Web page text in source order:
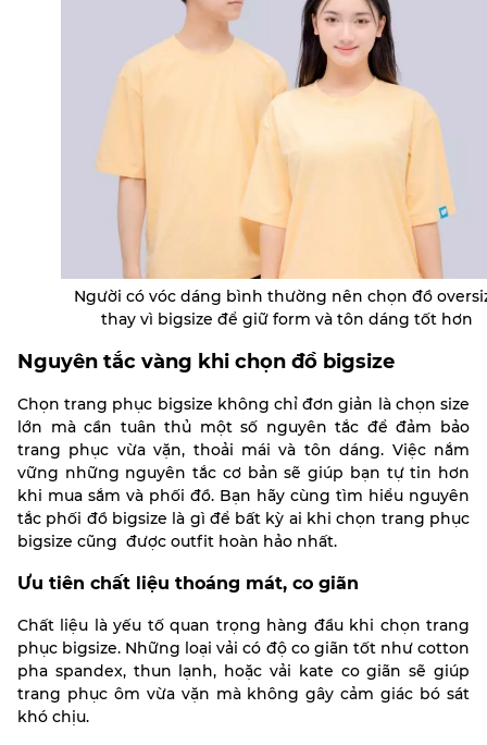
Người có vóc dáng bình thường nên chọn đồ
thay vì bigsize để giữ form và tôn dáng tốt hơn
Nguyên tắc vàng khi chọn đồ bigsize
Chọn trang phục bigsize không chỉ đơn giản là chọn size
lớn mà cần tuân thủ một số nguyên tắc để đảm bảo
trang phục vừa vặn, thoải mái và tôn dáng. Việc nắm
vững những nguyên tắc cơ bản sẽ giúp bạn tự tin hơn
khi mua sắm và phối đồ. Bạn hãy cùng tìm hiểu nguyên
tắc phối đồ bigsize là gì để bất kỳ ai khi chọn trang phục
bigsize cũng được outfit hoàn hảo nhất.
Ưu tiên chất liệu thoáng mát, co giãn
Chất liệu là yếu tố quan trọng hàng đầu khi chọn trang
phục bigsize. Những loại vải có độ co giãn tốt như cotton
pha spandex, thun lạnh, hoặc vải kate co giãn sẽ giúp
trang phục ôm vừa vặn mà không gây cảm giác bó sát
khó chịu.